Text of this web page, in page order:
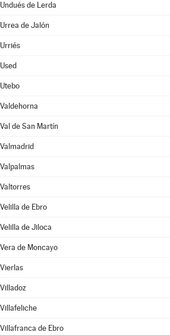
Undués de Lerda
Urrea de Jalón
Urriés
Used
Utebo
Valdehorna
Val de San Martín
Valmadrid
Valpalmas
Valtorres
Velilla de Ebro
Velilla de Jiloca
Vera de Moncayo
Vierlas
Villadoz
Villafeliche
Villafranca de Ebro